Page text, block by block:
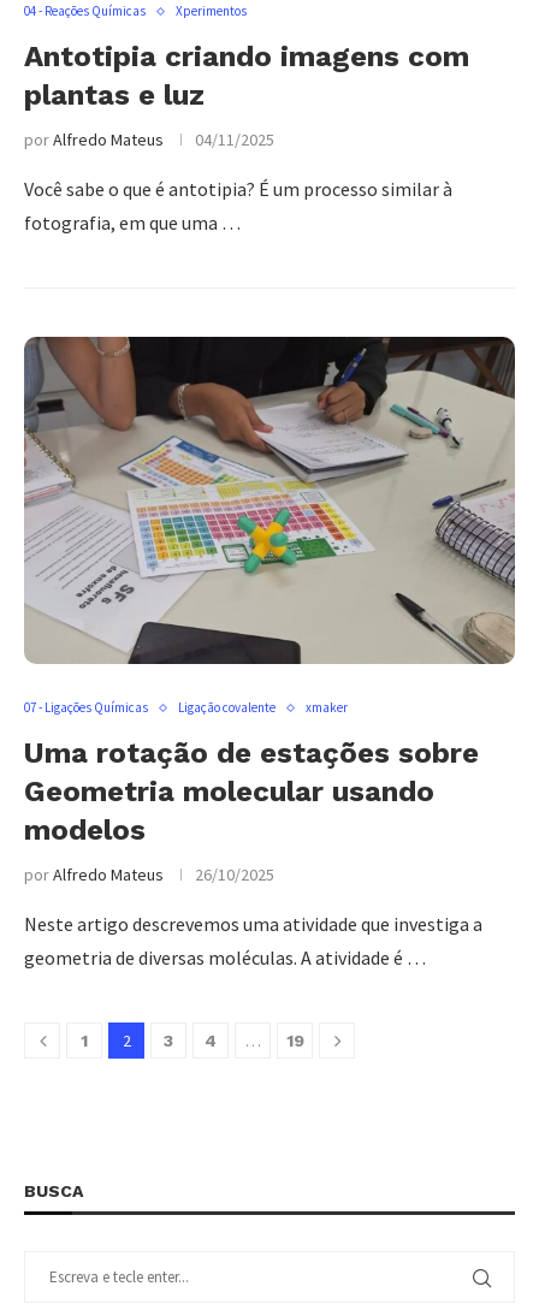
04 - Reações Químicas Xperimentos
Antotipia criando imagens com
plantas e luz
porAlfredo Mateus 04/11/2025
Você sabe o que é antotipia? É um processo similar à
fotografia, em que uma …
07 - Ligações Químicas Ligação covalente xmaker
Uma rotação de estações sobre
Geometria molecular usando
modelos
porAlfredo Mateus 26/10/2025
Neste artigo descrevemos uma atividade que investiga a
geometria de diversas moléculas. A atividade é …
1 2 3 4 … 19
BUSCA